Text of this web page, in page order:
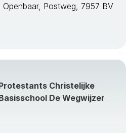
Postweg, 7957 BV
Christelijke
De Wegwijzer